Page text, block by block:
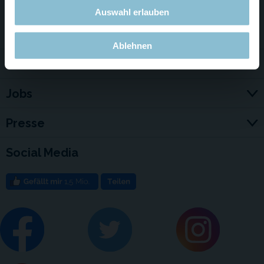
Auswahl erlauben
Ablehnen
Service & Kontakt
Jobs
Presse
Social Media